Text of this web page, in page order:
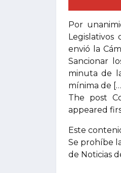
Por
envió la
Sancionar
minuta de
mínima de
The post
appeared
Este
Se prohíbe
de Noticias